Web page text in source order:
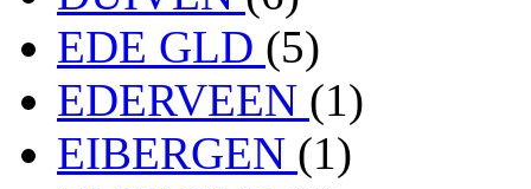
EDE GLD (5)
EDERVEEN (1)
EIBERGEN (1)